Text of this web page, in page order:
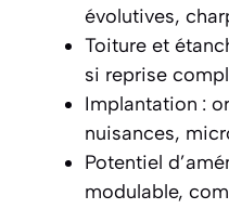
évolutives,
Toiture et
si reprise
Implantation :
nuisances,
Potentiel
modulable,